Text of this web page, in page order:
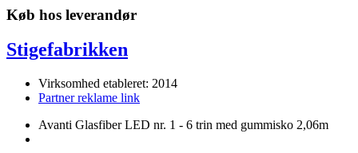
Køb hos leverandør
Stigefabrikken
Virksomhed etableret: 2014
Partner reklame link
Avanti Glasfiber LED nr. 1 - 6 trin med gummisko 2,06m